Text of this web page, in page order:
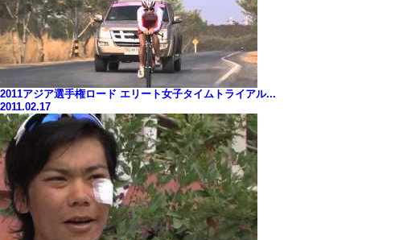
2011アジア選手権ロード エリート女子タイムトライアル...
2011.02.17